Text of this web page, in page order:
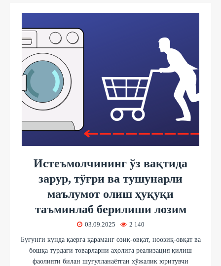
Истеъмолчининг ўз вақтида
зарур, тўғри ва тушунарли
маълумот олиш ҳуқуқи
таъминлаб берилиши лозим
03.09.2025 2 140
Бугунги кунда қаерга қараманг озиқ-овқат, ноозиқ-овқат ва
бошқа турдаги товарларни аҳолига реализация қилиш
фаолияти билан шуғулланаётган хўжалик юритувчи